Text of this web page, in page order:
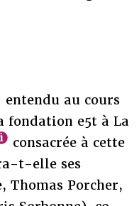
au cours
fondation e5t à La
consacrée à cette
t-elle ses
Thomas Porcher,